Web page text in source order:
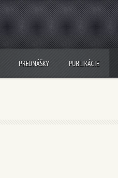
PREDNÁŠKY PUBLIKÁCIE